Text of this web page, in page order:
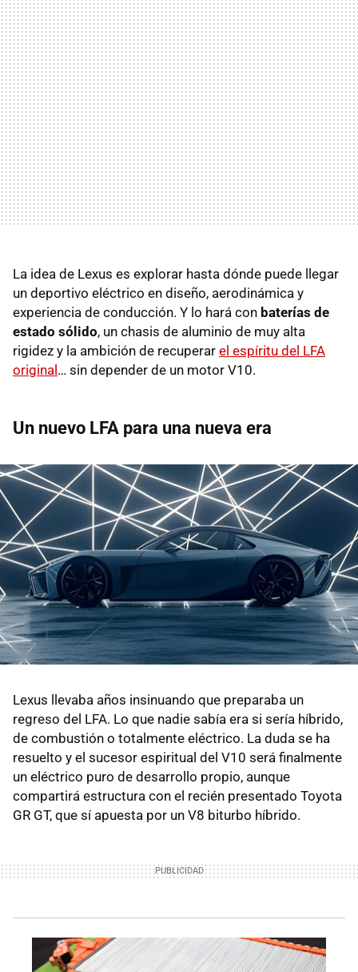
La idea de Lexus es explorar hasta dónde puede llegar
un deportivo eléctrico en diseño, aerodinámica y
experiencia de conducción. Y lo hará con baterías de
estado sólido, un chasis de aluminio de muy alta
rigidez y la ambición de recuperar el espíritu del LFA
original … sin depender de un motor V10.
Un nuevo LFA para una nueva era
Lexus llevaba años insinuando que preparaba un
regreso del LFA. Lo que nadie sabía era si sería híbrido,
de combustión o totalmente eléctrico. La duda se ha
resuelto y el sucesor espiritual del V10 será finalmente
un eléctrico puro de desarrollo propio, aunque
compartirá estructura con el recién presentado Toyota
GR GT, que sí apuesta por un V8 biturbo híbrido.